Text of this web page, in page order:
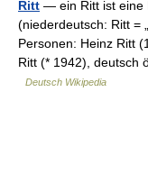
Ritt — ein Ritt ist eine
(niederdeutsch: Ritt =
Personen: Heinz Ritt
Ritt (* 1942), deutsch
Deutsch Wikipedia